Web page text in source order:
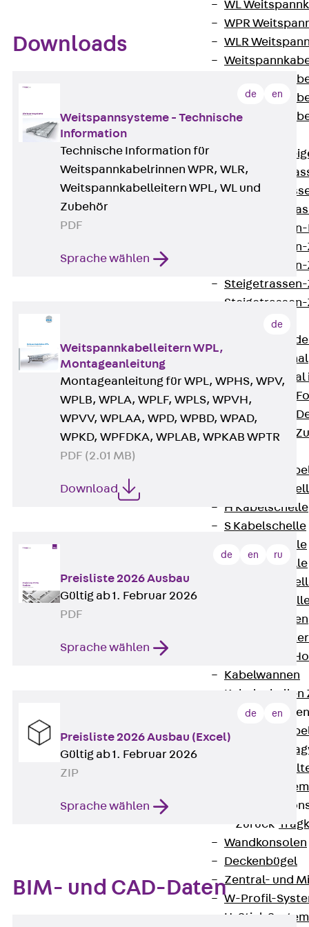
WL
WPR
WLR
STU
ST
LGG
Steigetrassen-
Steigetrassen-
Bodenkanäle
BK Bodenkanal
KLK
Bodenkanal-
Bodenkanal-
Bodenkanal-
AC
H Kabelschelle
S Kabelschelle
B Kabelschelle
U Kabelschelle
RU
W
HK Kabelhaken
KH Kabelhalter
Hohlleiter-/
Kabelwannen
Kabelschellen
KTW
KBH
Zurück
Wandkonsolen
Deckenbügel
Zentral- und
W-Profil-
U-Stiel-System
Downloads
de en
Weitspannsysteme - Technische
Information
Technische Information für
Weitspannkabelrinnen WPR, WLR,
Weitspannkabelleitern WPL, WL und
Zubehör
PDF
Sprache wählen
de
Weitspannkabelleitern WPL,
Montageanleitung
Montageanleitung für WPL, WPHS, WPV,
WPLB, WPLA, WPLF, WPLS, WPVH,
WPVV, WPLAA, WPD, WPBD, WPAD,
WPKD, WPFDKA, WPLAB, WPKAB WPTR
PDF (2.01 MB)
Download
de en ru
Preisliste 2026 Ausbau
Gültig ab 1. Februar 2026
PDF
Sprache wählen
de en
Preisliste 2026 Ausbau (Excel)
Gültig ab 1. Februar 2026
ZIP
Sprache wählen
BIM- und CAD-Daten